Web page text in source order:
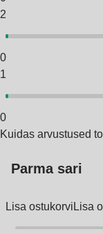
2
0
1
0
Kuidas arvustused
Parma sari
Lisa ostukorviLisa